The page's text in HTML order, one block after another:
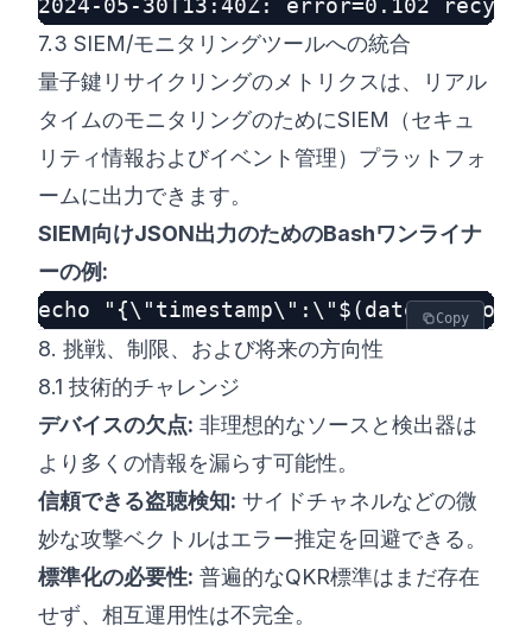
7.3 SIEM/モニタリングツールへの統合
量子鍵リサイクリングのメトリクスは、リアル
タイムのモニタリングのためにSIEM（セキュ
リティ情報およびイベント管理）プラットフォ
ームに出力できます。
SIEM向けJSON出力のためのBashワンライナ
ーの例:
Copy
8. 挑戦、制限、および将来の方向性
8.1 技術的チャレンジ
デバイスの欠点: 非理想的なソースと検出器は
より多くの情報を漏らす可能性。
信頼できる盗聴検知: サイドチャネルなどの微
妙な攻撃ベクトルはエラー推定を回避できる。
標準化の必要性: 普遍的なQKR標準はまだ存在
せず、相互運用性は不完全。